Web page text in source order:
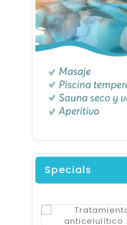
Specials